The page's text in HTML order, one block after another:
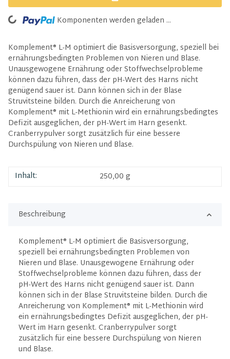
Loading... Komponenten werden geladen ...
Komplement® L-M optimiert die Basisversorgung, speziell bei
ernährungsbedingten Problemen von Nieren und Blase.
Unausgewogene Ernährung oder Stoffwechselprobleme
können dazu führen, dass der pH-Wert des Harns nicht
genügend sauer ist. Dann können sich in der Blase
Struvitsteine bilden. Durch die Anreicherung von
Komplement® mit L-Methionin wird ein ernährungsbedingtes
Defizit ausgeglichen, der pH-Wert im Harn gesenkt.
Cranberrypulver sorgt zusätzlich für eine bessere
Durchspülung von Nieren und Blase.
Inhalt: 250,00 g
Beschreibung
Komplement® L-M optimiert die Basisversorgung,
speziell bei ernährungsbedingten Problemen von
Nieren und Blase. Unausgewogene Ernährung oder
Stoffwechselprobleme können dazu führen, dass der
pH-Wert des Harns nicht genügend sauer ist. Dann
können sich in der Blase Struvitsteine bilden. Durch die
Anreicherung von Komplement® mit L-Methionin wird
ein ernährungsbedingtes Defizit ausgeglichen, der pH-
Wert im Harn gesenkt. Cranberrypulver sorgt
zusätzlich für eine bessere Durchspülung von Nieren
und Blase.